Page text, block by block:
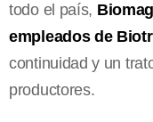
todo el país,
empleados de
continuidad y un
productores.